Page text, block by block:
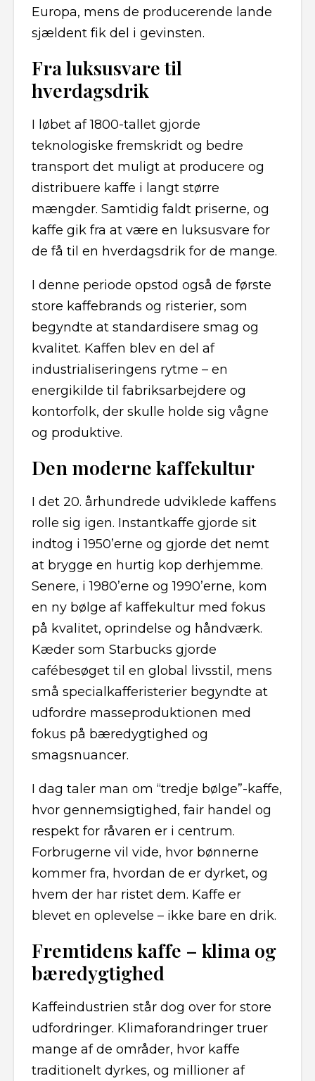
Europa, mens de producerende lande
sjældent fik del i gevinsten.
Fra luksusvare til
hverdagsdrik
I løbet af 1800-tallet gjorde
teknologiske fremskridt og bedre
transport det muligt at producere og
distribuere kaffe i langt større
mængder. Samtidig faldt priserne, og
kaffe gik fra at være en luksusvare for
de få til en hverdagsdrik for de mange.
I denne periode opstod også de første
store kaffebrands og risterier, som
begyndte at standardisere smag og
kvalitet. Kaffen blev en del af
industrialiseringens rytme – en
energikilde til fabriksarbejdere og
kontorfolk, der skulle holde sig vågne
og produktive.
Den moderne kaffekultur
I det 20. århundrede udviklede kaffens
rolle sig igen. Instantkaffe gjorde sit
indtog i 1950’erne og gjorde det nemt
at brygge en hurtig kop derhjemme.
Senere, i 1980’erne og 1990’erne, kom
en ny bølge af kaffekultur med fokus
på kvalitet, oprindelse og håndværk.
Kæder som Starbucks gjorde
cafébesøget til en global livsstil, mens
små specialkafferisterier begyndte at
udfordre masseproduktionen med
fokus på bæredygtighed og
smagsnuancer.
I dag taler man om “tredje bølge”-kaffe,
hvor gennemsigtighed, fair handel og
respekt for råvaren er i centrum.
Forbrugerne vil vide, hvor bønnerne
kommer fra, hvordan de er dyrket, og
hvem der har ristet dem. Kaffe er
blevet en oplevelse – ikke bare en drik.
Fremtidens kaffe – klima og
bæredygtighed
Kaffeindustrien står dog over for store
udfordringer. Klimaforandringer truer
mange af de områder, hvor kaffe
traditionelt dyrkes, og millioner af